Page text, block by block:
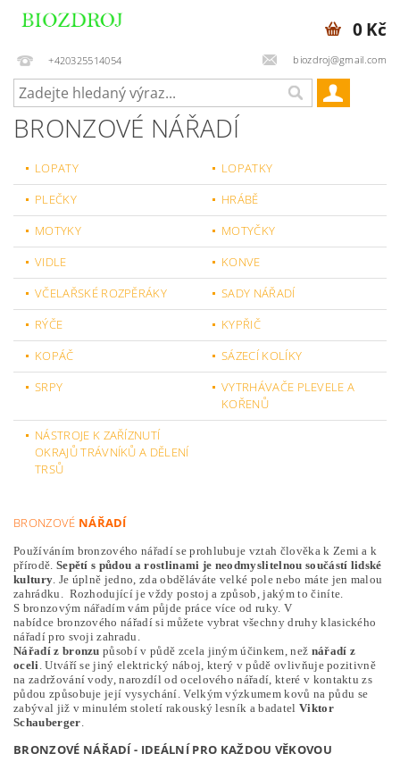
+420325514054 biozdroj@gmail.com
0 Kč
BRONZOVÉ NÁŘADÍ
LOPATY
LOPATKY
PLEČKY
HRÁBĚ
MOTYKY
MOTYČKY
VIDLE
KONVE
VČELAŘSKÉ ROZPĚRÁKY
SADY NÁŘADÍ
RÝČE
KYPŘIČ
KOPÁČ
SÁZECÍ KOLÍKY
SRPY
VYTRHÁVAČE PLEVELE A
KOŘENŮ
NÁSTROJE K ZAŘÍZNUTÍ
OKRAJŮ TRÁVNÍKŮ A DĚLENÍ
TRSŮ
BRONZOVÉ NÁŘADÍ
Používáním bronzového nářadí se prohlubuje vztah člověka k Zemi a k
přírodě. Sepětí s půdou a rostlinami je neodmyslitelnou součástí lidské
kultury. Je úplně jedno, zda obděláváte velké pole nebo máte jen malou
zahrádku. Rozhodující je vždy postoj a způsob, jakým to činíte.
S bronzovým nářadím vám půjde práce více od ruky. V
nabídce bronzového nářadí si můžete vybrat všechny druhy klasického
nářadí pro svoji zahradu.
Nářadí z bronzu působí v půdě zcela jiným účinkem, než nářadí z
oceli. Utváří se jiný elektrický náboj, který v půdě ovlivňuje pozitivně
na zadržování vody, narozdíl od ocelového nářadí, které v kontaktu zs
půdou způsobuje její vysychání. Velkým výzkumem kovů na půdu se
zabýval již v minulém století rakouský lesník a badatel Viktor
Schauberger.
BRONZOVÉ NÁŘADÍ - IDEÁLNÍ PRO KAŽDOU VĚKOVOU